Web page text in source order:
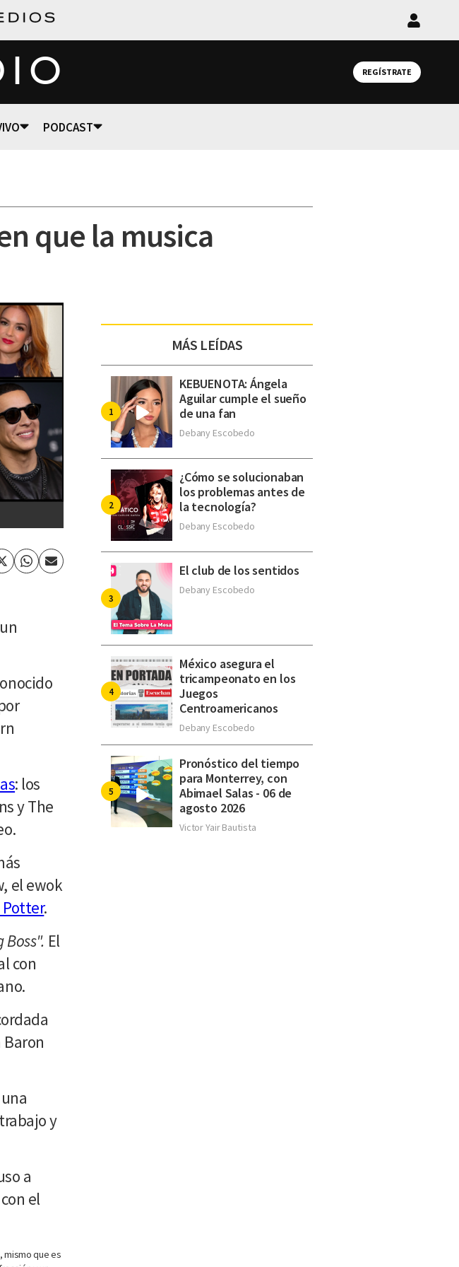
Iniciar
REGÍSTRATE
PODCAST
que la musica
TwitterWhatsapp
Enviar
: los
y The
el ewok
Potter.
Boss". El
con
Baron
y
a
el
mismo que es
MÁS LEÍDAS
KEBUENOTA: Ángela
Aguilar cumple el sueño
de una fan
Debany Escobedo
¿Cómo se solucionaban
los problemas antes de
la tecnología?
Debany Escobedo
El club de los sentidos
Debany Escobedo
México asegura el
tricampeonato en los
Juegos
Centroamericanos
Debany Escobedo
Pronóstico del tiempo
para Monterrey, con
Abimael Salas - 06 de
agosto 2026
Victor Yair Bautista